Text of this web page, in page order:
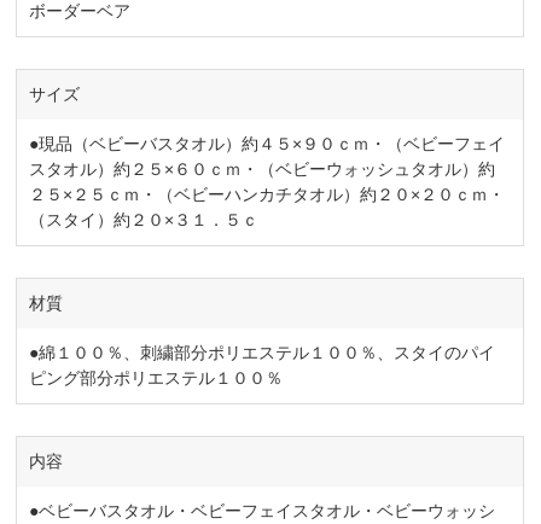
ボーダーベア
サイズ
●現品（ベビーバスタオル）約４５×９０ｃｍ・（ベビーフェイ
スタオル）約２５×６０ｃｍ・（ベビーウォッシュタオル）約
２５×２５ｃｍ・（ベビーハンカチタオル）約２０×２０ｃｍ・
（スタイ）約２０×３１．５ｃ
材質
●綿１００％、刺繍部分ポリエステル１００％、スタイのパイ
ピング部分ポリエステル１００％
内容
●ベビーバスタオル・ベビーフェイスタオル・ベビーウォッシ